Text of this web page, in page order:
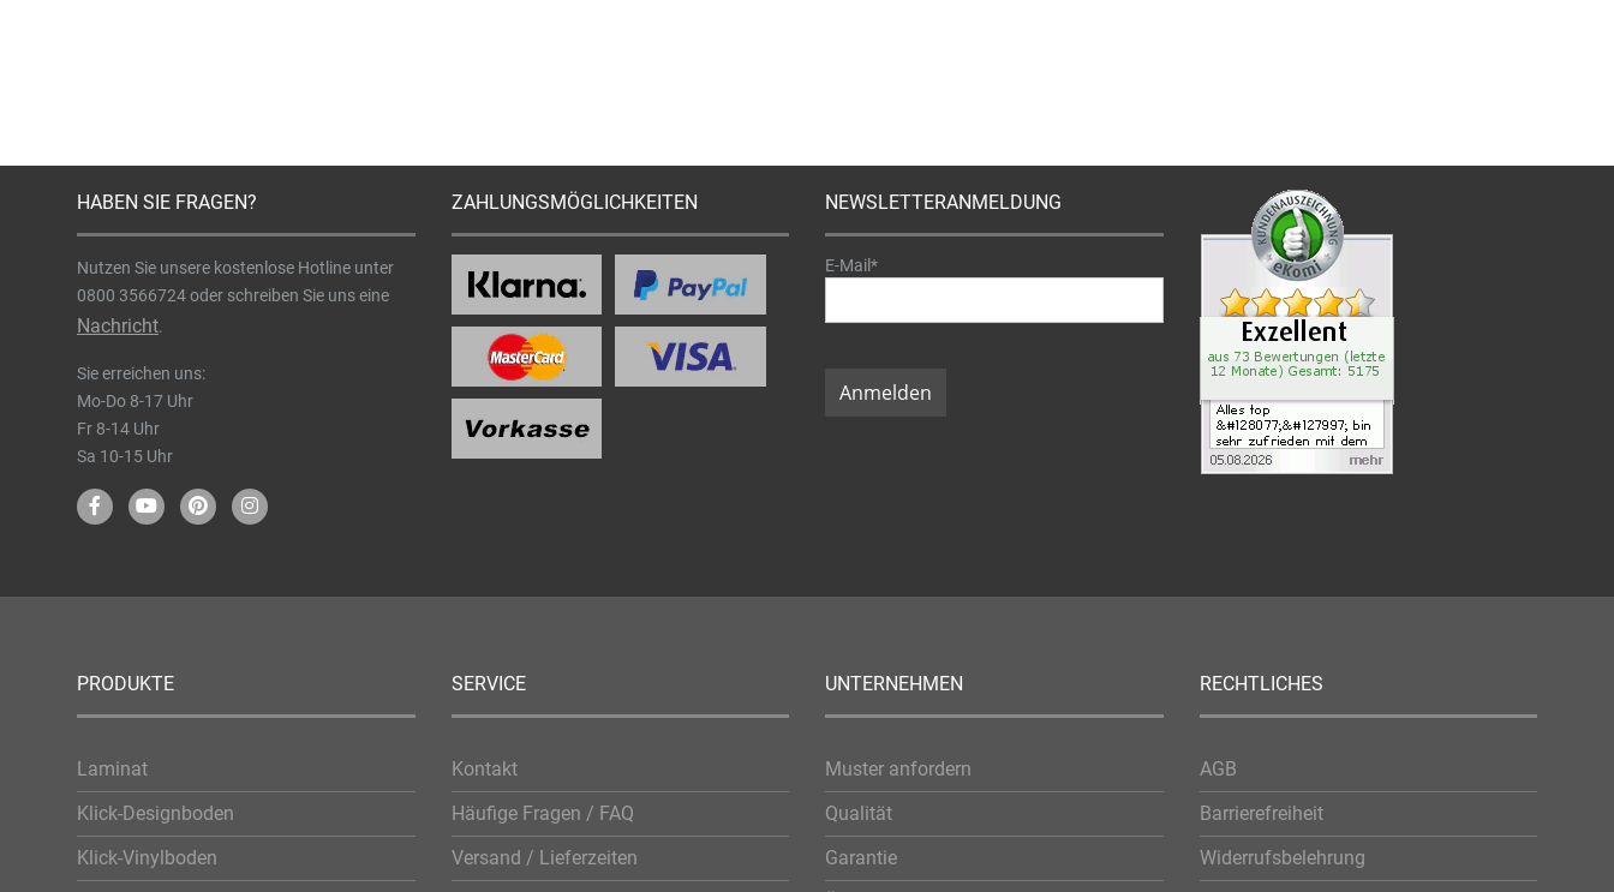
HABEN SIE FRAGEN?
Nutzen Sie unsere kostenlose Hotline unter
0800 3566724oder schreiben Sie uns eine
Nachricht.
Sie erreichen uns:
Mo-Do 8-17 Uhr
Fr 8-14 Uhr
Sa 10-15 Uhr
ZAHLUNGSMÖGLICHKEITEN NEWSLETTERANMELDUNG
E-Mail*
Anmelden
PRODUKTE
Laminat
Klick-Designboden
Klick-Vinylboden
SERVICE
Kontakt
Häufige Fragen / FAQ
Versand / Lieferzeiten
UNTERNEHMEN
Muster anfordern
Qualität
Garantie
RECHTLICHES
AGB
Barrierefreiheit
Widerrufsbelehrung